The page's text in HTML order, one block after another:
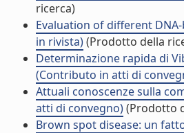
ricerca)
Evaluation of different
in rivista)(Prodotto della
Determinazione rapida di
(Contributo in atti di
Attuali conoscenze sulla
atti di convegno)(Prodotto
Brown spot disease: un